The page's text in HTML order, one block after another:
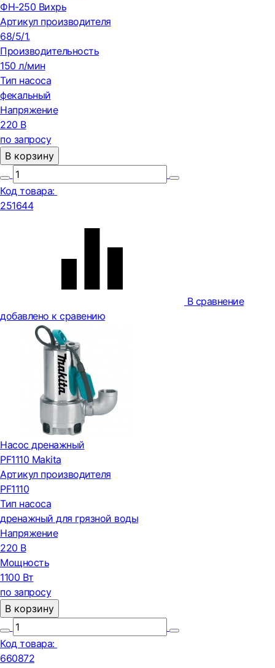
ФН-250 Вихрь
Артикул производителя
68/5/1.
Производительность
150 л/мин
Тип насоса
фекальный
Напряжение
220 В
по запросу
В корзину
Код товара:
251644
В сравнение
добавлено к сравению
Насос дренажный
PF1110 Makita
Артикул производителя
PF1110
Тип насоса
дренажный для грязной воды
Напряжение
220 В
Мощность
1100 Вт
по запросу
В корзину
Код товара:
660872